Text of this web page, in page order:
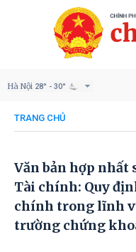
Hà Nội 28° - 30°
TRANG CHỦ
Văn bản hợp nhất
Tài chính: Quy
chính trong lĩnh
trường chứng